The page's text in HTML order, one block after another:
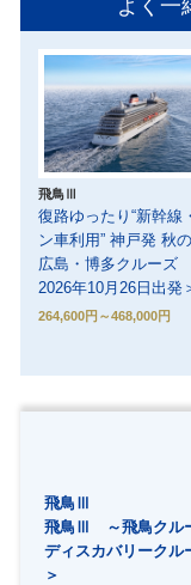
よく一
飛鳥Ⅲ
復路ゆったり“新幹線
ン車利用” 神戸発 秋
広島・博多クルーズ
2026年10月26日出発
264,600円～468,000円
飛鳥Ⅲ
飛鳥Ⅲ ～飛鳥クル
ディスカバリークル
＞